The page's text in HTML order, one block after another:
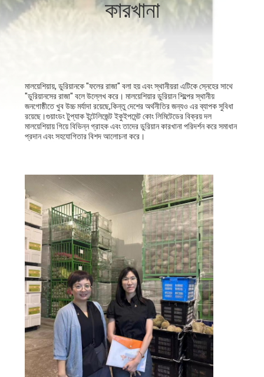
নিয়ন্ত্রণ
যোগাযোগ
করুন
মামলা
একটি
উদ্ধৃতি
অনুরোধ
করুন
সাইট
ম্যাপ
কারখানা
মালয়েশিয়ায়, ডুরিয়ানকে "ফলের রাজা" বলা হয় এবং স্থানীয়রা এটিকে স্নেহের সাথে
"ডুরিয়ানসের রাজা" বলে উল্লেখ করে। মালয়েশিয়ার ডুরিয়ান শিল্পের স্থানীয়
জনগোষ্ঠীতে খুব উচ্চ মর্যাদা রয়েছে,কিন্তু দেশের অর্থনীতির জন্যও এর ব্যাপক সুবিধা
রয়েছে।গুয়াংডং টুপ্যাক ইন্টেলিজেন্ট ইকুইপমেন্ট কোং লিমিটেডের বিক্রয় দল
মালয়েশিয়ায় গিয়ে বিভিন্ন গ্রাহক এবং তাদের ডুরিয়ান কারখানা পরিদর্শন করে সমাধান
প্রদান এবং সহযোগিতার বিশদ আলোচনা করে।